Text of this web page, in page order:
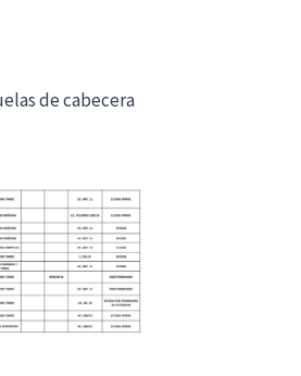
de cabecera